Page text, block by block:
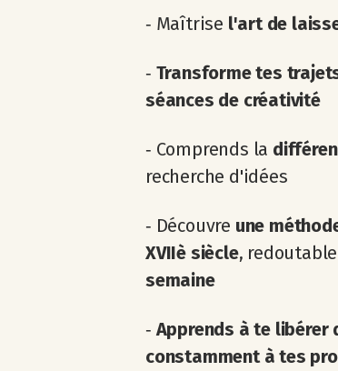
‐ Maîtrise l'art de
‐ Transforme tes
séances de créativité
‐ Comprends la
recherche d'idées
‐ Découvre une
XVIIè siècle,
semaine
‐Apprends à te libérer
constamment à tes